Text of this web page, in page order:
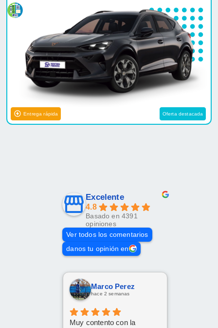
Entrega rápida Oferta destacada
Excelente
4.8
Basado en 4391
opiniones
Ver todos los comentarios
danos tu opinión en
Marco Perez
hace 2 semanas
Muy contento con la